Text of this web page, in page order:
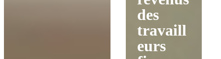
des
travaill
eurs